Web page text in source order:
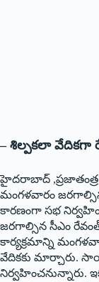
– శిల్పకలా వేదికగా
హైదరాబాద్‌
మంగళవారం
కారణంగా సభ
జరగాల్సిన సీఎం
కార్యక్రమాన్ని
వేదికకు మార్చారు.
నిర్వహించనున్నారు.